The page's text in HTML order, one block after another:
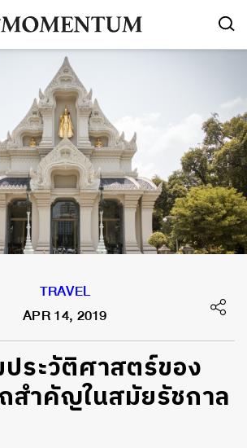
TRAVEL
APR 14, 2019
ประวัติศาสตร์ของ
สำคัญในสมัยรัชกาล